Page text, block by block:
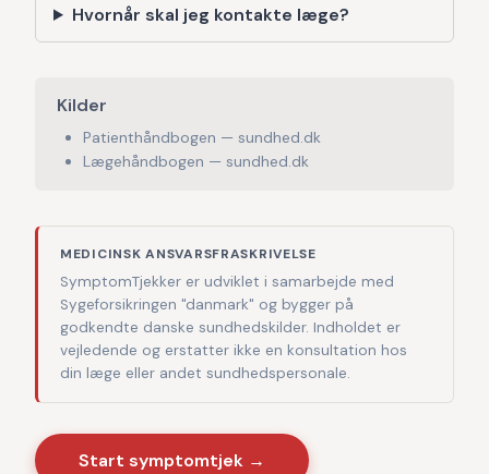
Hvornår skal jeg kontakte læge?
Kilder
Patienthåndbogen — sundhed.dk
Lægehåndbogen — sundhed.dk
MEDICINSK ANSVARSFRASKRIVELSE
SymptomTjekker er udviklet i samarbejde med
Sygeforsikringen "danmark" og bygger på
godkendte danske sundhedskilder. Indholdet er
vejledende og erstatter ikke en konsultation hos
din læge eller andet sundhedspersonale.
Start symptomtjek →